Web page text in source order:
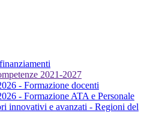
2021-2027
- Formazione docenti
- Formazione ATA e Personale
innovativi e avanzati - Regioni del